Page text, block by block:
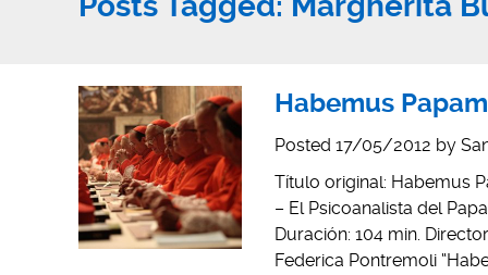
Habemus
Posted 17/05/2012 by
Título original: Habemus
– El Psicoanalista del
Duración: 104 min.
Federica Pontremoli